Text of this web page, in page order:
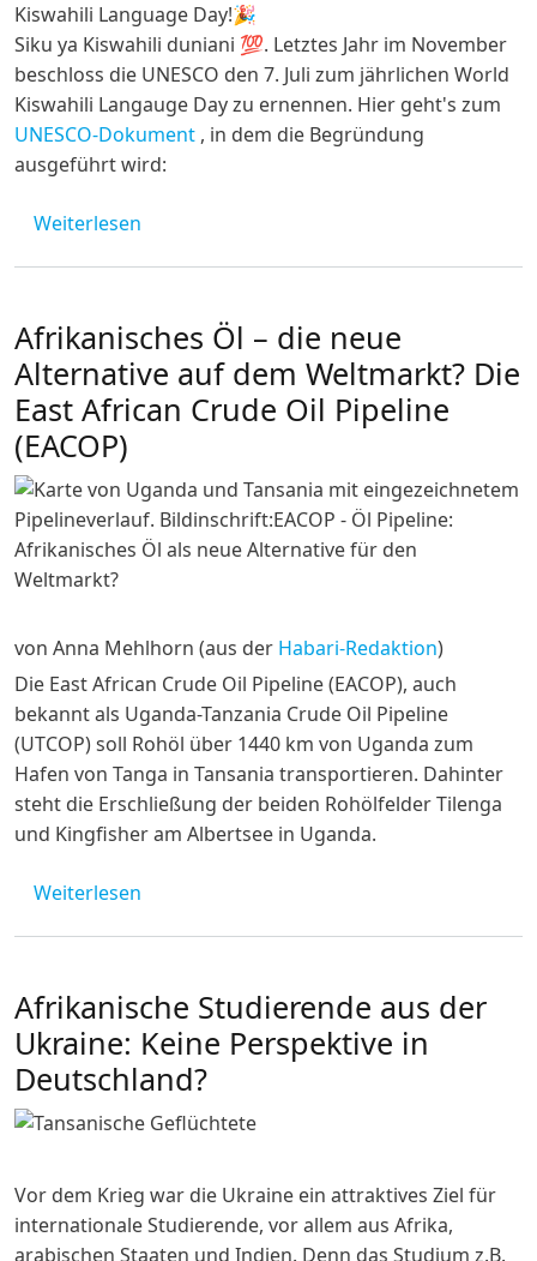
Kiswahili Language Day!🎉
Siku ya Kiswahili duniani 💯. Letztes Jahr im November
beschloss die UNESCO den 7. Juli zum jährlichen World
Kiswahili Langauge Day zu ernennen. Hier geht's zum
UNESCO-Dokument , in dem die Begründung
ausgeführt wird:
Weiterlesen
Afrikanisches Öl – die neue
Alternative auf dem Weltmarkt? Die
East African Crude Oil Pipeline
(EACOP)
Image
von Anna Mehlhorn (aus der Habari-Redaktion)
Die East African Crude Oil Pipeline (EACOP), auch
bekannt als Uganda-Tanzania Crude Oil Pipeline
(UTCOP) soll Rohöl über 1440 km von Uganda zum
Hafen von Tanga in Tansania transportieren. Dahinter
steht die Erschließung der beiden Rohölfelder Tilenga
und Kingfisher am Albertsee in Uganda.
Weiterlesen
Afrikanische Studierende aus der
Ukraine: Keine Perspektive in
Deutschland?
Vor dem Krieg war die Ukraine ein attraktives Ziel für
internationale Studierende, vor allem aus Afrika,
arabischen Staaten und Indien. Denn das Studium z.B.